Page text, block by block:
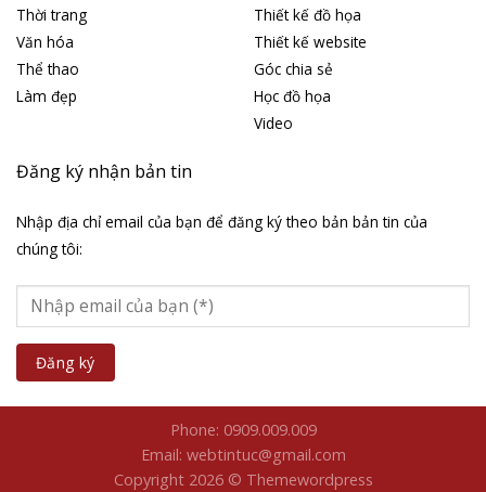
Thời trang
Văn hóa
Thể thao
Làm đẹp
Thiết kế đồ họa
Thiết kế website
Góc chia sẻ
Học đồ họa
Video
Đăng ký nhận bản tin
Nhập địa chỉ email của bạn để đăng ký theo bản bản tin của
chúng tôi:
Phone: 0909.009.009
Email: webtintuc@gmail.com
Copyright 2026 © Themewordpress